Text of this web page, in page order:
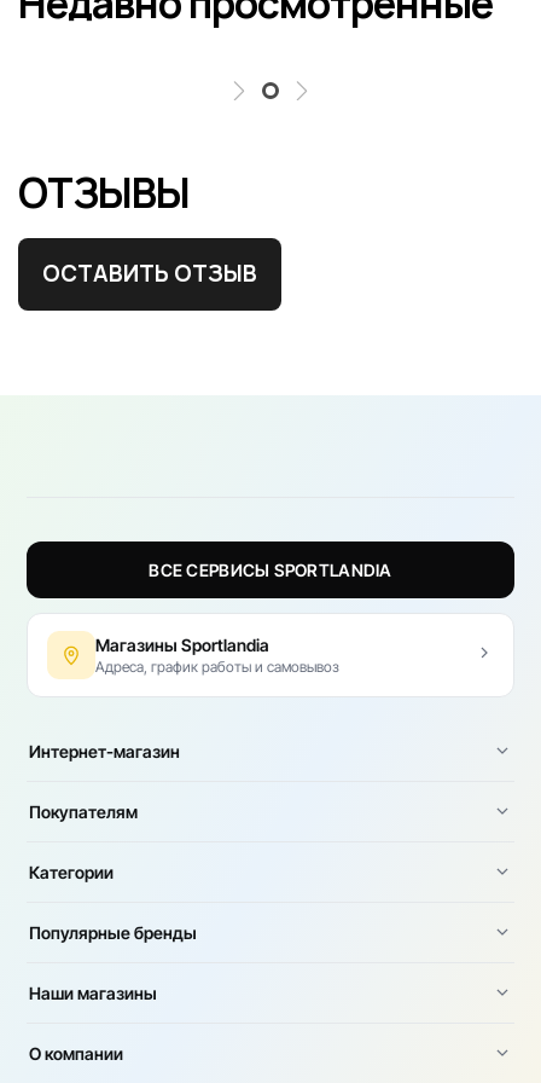
ОТЗЫВЫ
ОСТАВИТЬ ОТЗЫВ
ВСЕ СЕРВИСЫ SPORTLANDIA
Магазины Sportlandia
Адреса, график работы и самовывоз
Интернет-магазин
Покупателям
Категории
Популярные бренды
Наши магазины
О компании